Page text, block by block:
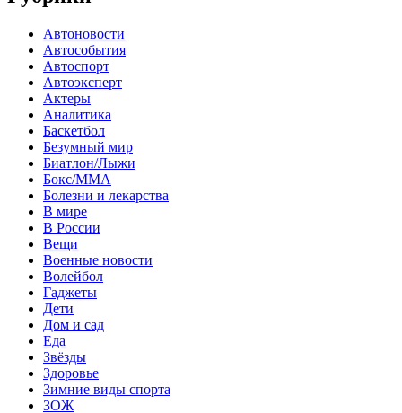
Автоновости
Автособытия
Автоспорт
Автоэксперт
Актеры
Аналитика
Баскетбол
Безумный мир
Биатлон/Лыжи
Бокс/MMA
Болезни и лекарства
В мире
В России
Вещи
Военные новости
Волейбол
Гаджеты
Дети
Дом и сад
Еда
Звёзды
Здоровье
Зимние виды спорта
ЗОЖ